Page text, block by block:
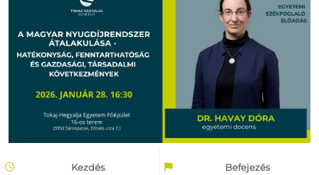
Kezdés
Befejezés